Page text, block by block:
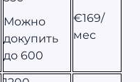
Можно
докупить
до 600
€169/
мес